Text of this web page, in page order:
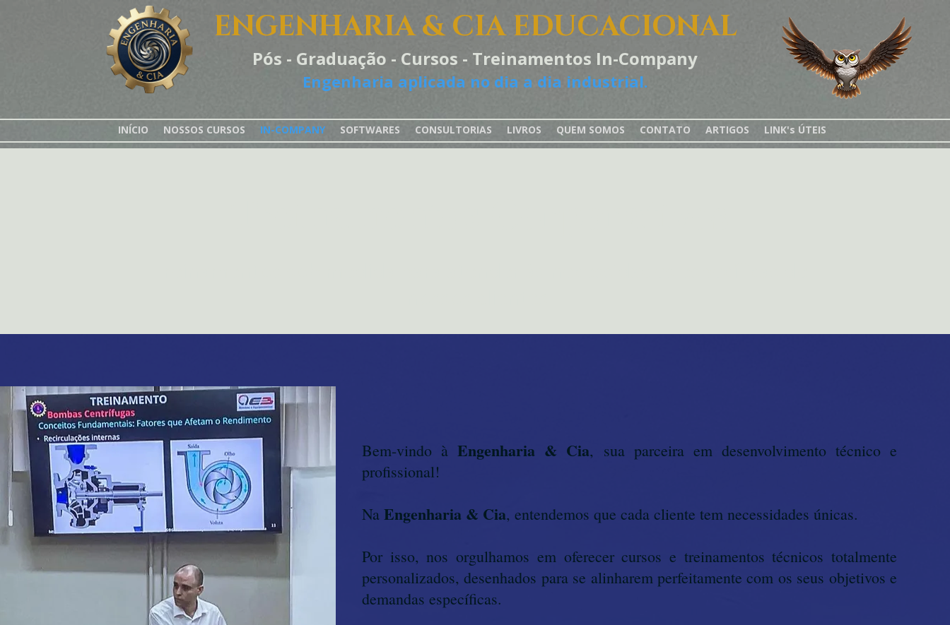
ENGENHARIA & CIA EDUCACIONAL
Pós - Graduação - Cursos - Treinamentos In-Company
Engenharia aplicada no dia a dia industrial.
INÍCIO NOSSOS CURSOS IN-COMPANY SOFTWARES CONSULTORIAS LIVROS QUEM SOMOS CONTATO ARTIGOS LINK's ÚTEIS
Bem-vindo àEngenharia & Cia, sua parceira em desenvolvimento técnico e
profissional!
​Na Engenharia & Cia, entendemos que cada cliente tem necessidades únicas.
Por isso, nos orgulhamos em oferecer cursos e treinamentos técnicos totalmente
personalizados, desenhados para se alinharem perfeitamente com os seus objetivos e
demandas específicas.